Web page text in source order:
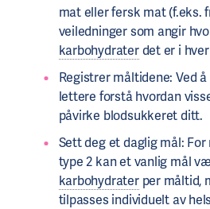
mat eller fersk mat (f.eks.
veiledninger som angir
karbohydraterdet er i
Registrer måltidene: Ved
lettere forstå hvordan
påvirke blodsukkeret ditt.
Sett deg et daglig mål:
type 2 kan et vanlig mål
karbohydraterper måltid,
tilpasses individuelt av